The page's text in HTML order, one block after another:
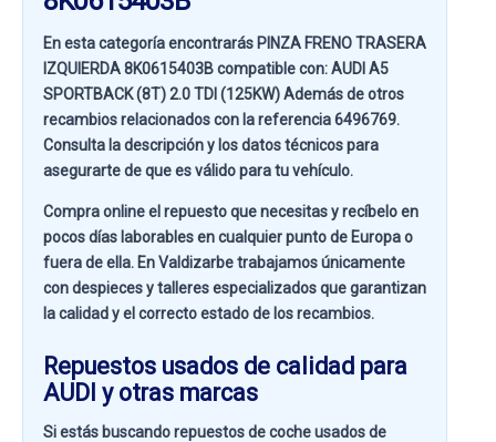
En esta categoría encontrarás PINZA FRENO TRASERA
IZQUIERDA 8K0615403B compatible con:AUDI A5
SPORTBACK (8T) 2.0 TDI (125KW)Además de otros
recambios relacionados con la referencia6496769.
Consulta la descripción y los datos técnicos para
asegurarte de que es válido para tu vehículo.
Compra online el repuesto que necesitas y recíbelo en
pocos días laborables en cualquier punto de Europa o
fuera de ella. EnValdizarbetrabajamos únicamente
con despieces y talleres especializados que garantizan
la calidad y el correcto estado de los recambios.
Repuestos usados de calidad para
AUDI y otras marcas
Si estás buscandorepuestos de coche usados de